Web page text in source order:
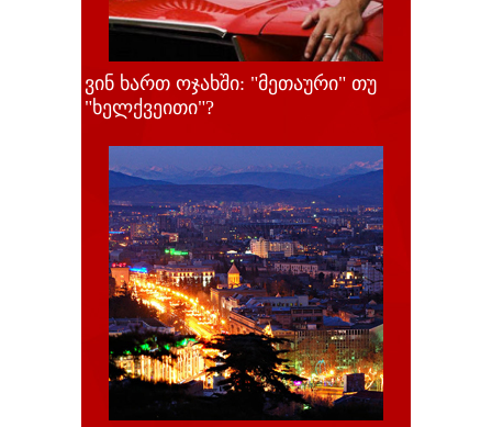
ვინ ხართ ოჯახში: "მეთაური" თუ
"ხელქვეითი"?